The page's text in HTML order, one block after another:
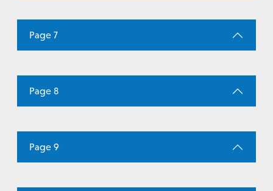
Page 7
Page 8
Page 9